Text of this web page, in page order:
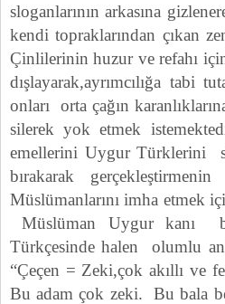
sloganlarının arkasına
kendi topraklarından çıkan
Çinlilerinin huzur ve refahı
dışlayarak,ayrımcılığa tabi
onları orta çağın
silerek yok etmek
emellerini Uygur Türklerini
bırakarak
Müslümanlarını imha etmek
Müslüman Uygur kanı
Türkçesinde halen olumlu
“Çeçen = Zeki,çok akıllı ve
Bu adam çok zeki. Bu bala